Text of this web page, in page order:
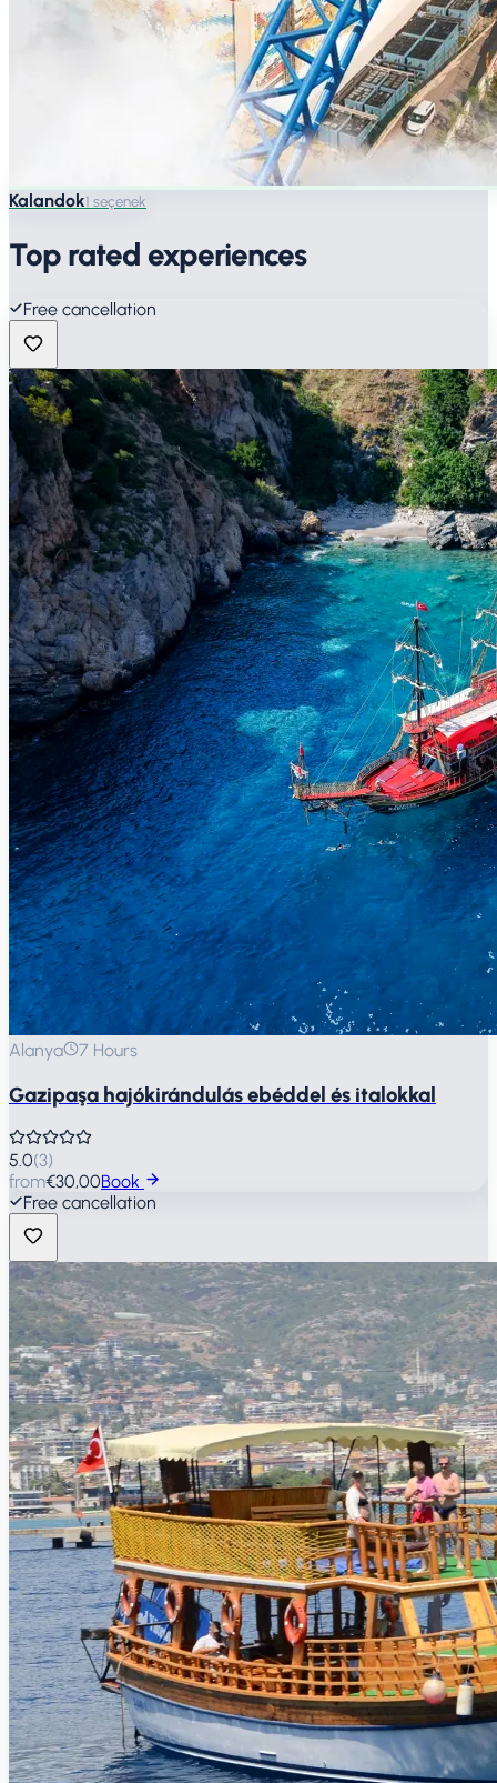
Kalandok1 seçenek
Top rated experiences
Free cancellation
Alanya 7 Hours
Gazipaşa hajókirándulás ebéddel és italokkal
5.0(3)
from€30,00Book
Free cancellation